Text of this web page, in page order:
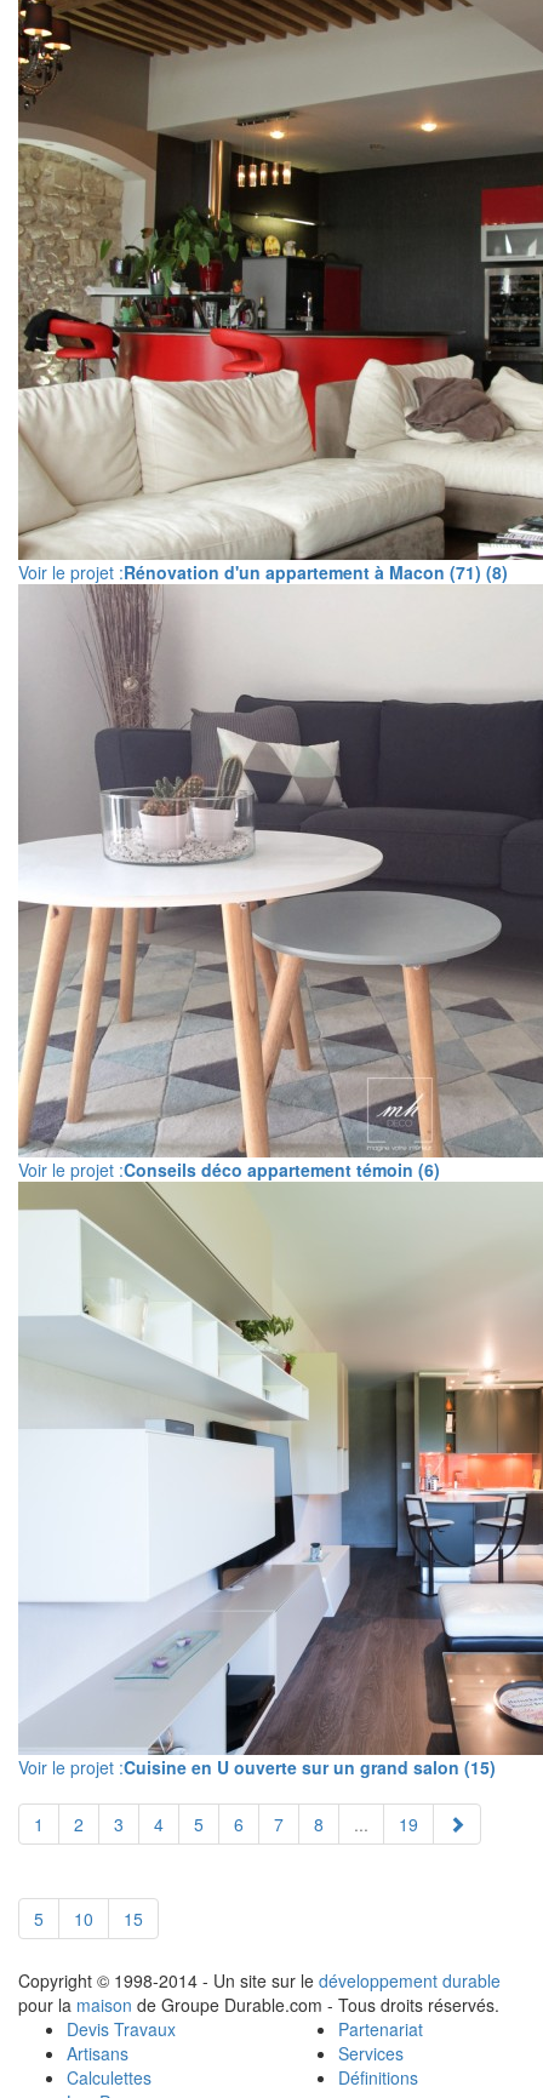
Voir le projet :Rénovation d'un appartement à Macon (71) (8)
Voir le projet :Conseils déco appartement témoin (6)
Voir le projet :Cuisine en U ouverte sur un grand salon (15)
1 2 3 4 5 6 7 8 ... 19
5 10 15
Copyright © 1998-2014 - Un site sur le développement durable
pour la maison de Groupe Durable.com - Tous droits réservés.
Devis Travaux
Artisans
Calculettes
Partenariat
Services
Définitions